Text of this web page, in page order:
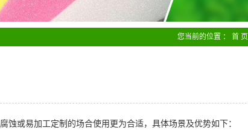
您当前的位置 ： 首 页
或易加工定制的场合使用更为合适，具体场景及优势如下：